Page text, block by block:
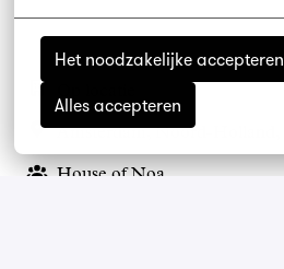
Het noodzakelijke accepteren
Alles accepteren
House of Noa